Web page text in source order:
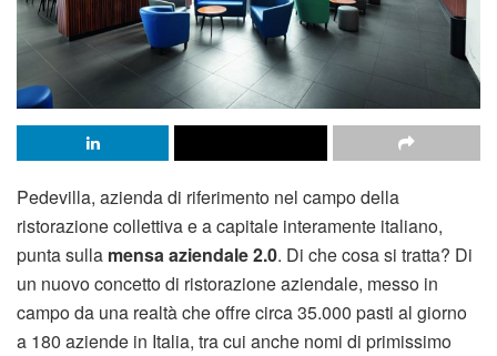
Pedevilla, azienda di riferimento nel campo della
ristorazione collettiva e a capitale interamente italiano,
punta sulla mensa aziendale 2.0. Di che cosa si tratta? Di
un nuovo concetto di ristorazione aziendale, messo in
campo da una realtà che offre circa 35.000 pasti al giorno
a 180 aziende in Italia, tra cui anche nomi di primissimo